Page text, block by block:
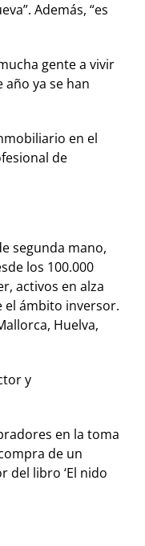
Además, “es
gente a vivir
ya se han
en el
de
segunda mano,
los 100.000
activos en alza
ámbito inversor.
Huelva,
y
en la toma
de un
del libro ‘El nido